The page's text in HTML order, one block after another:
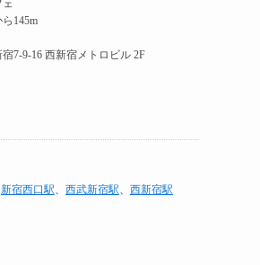
新宿西口駅、 西武新宿駅、 西新宿駅